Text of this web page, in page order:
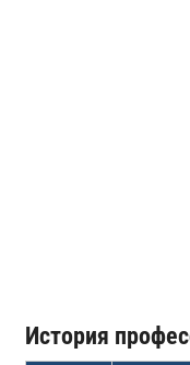
История